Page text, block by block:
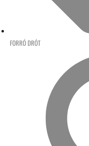
FORRÓ DRÓT